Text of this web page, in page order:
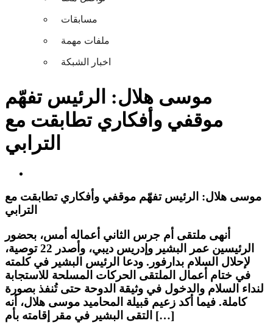
مسابقات
ملفات مهمة
اخبار الشبكة
موسى هلال: الرئيس تفهّم
موقفي وأفكاري تطابقت مع
الترابي
موسى هلال: الرئيس تفهّم موقفي وأفكاري تطابقت مع
الترابي
أنهى ملتقى أم جرس الثاني أعماله أمس، بحضور
الرئيسين عمر البشير وإدريس ديبي، وأصدر 22 توصية،
لإحلال السلام بدارفور. ودعا الرئيس البشير في كلمته
في ختام أعمال الملتقى الحركات المسلحة للاستجابة
لنداء السلام والدخول في وثيقة الدوحة حتى تُنفذ بصورة
كاملة. فيما أكد زعيم قبيلة المحاميد موسى هلال، أنه
التقى البشير في مقر إقامته بأم […]